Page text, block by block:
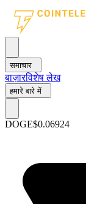
समाचार
बाज़ारविशेष लेख
हमारे बारे में
DOGE$0.06924